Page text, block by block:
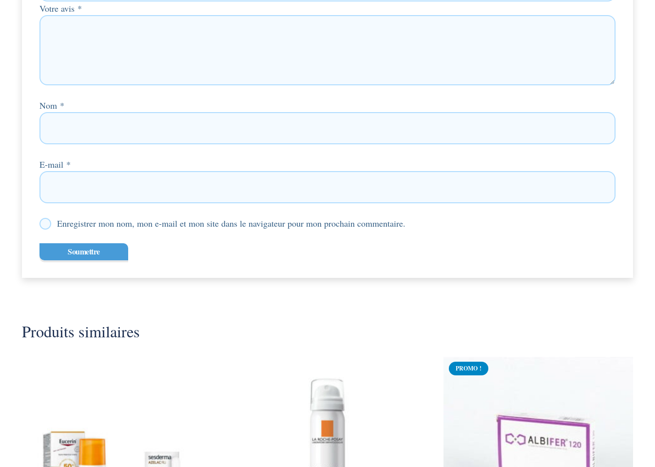
Votre avis *
Nom *
E-mail *
Enregistrer mon nom, mon e-mail et mon site dans le navigateur pour mon prochain commentaire.
Produits similaires
PROMO !